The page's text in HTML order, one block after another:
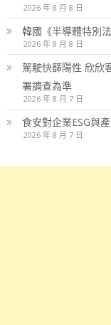
2026 年 8 月 8 日
韓國《半導體特別
2026 年 8 月 8 日
駕駛快篩陽性 欣欣
署調查為準
2026 年 8 月 7 日
食安對企業ESG與
2026 年 8 月 7 日